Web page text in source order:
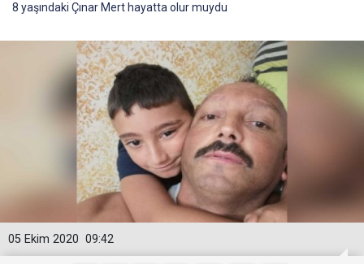
8 yaşındaki Çınar Mert hayatta olur muydu
09:42
05 Ekim 2020